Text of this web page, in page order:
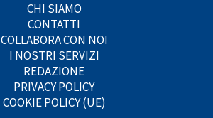
CHI SIAMO
CONTATTI
COLLABORA CON NOI
I NOSTRI SERVIZI
REDAZIONE
PRIVACY POLICY
COOKIE POLICY (UE)